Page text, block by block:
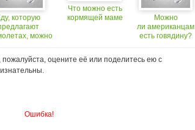
которую
можно
в магазинах
Что можно есть
кормящей маме
Можно
ли американцам
есть говядину?
пожалуйста, оцените её или поделитесь ею с
Ошибка!